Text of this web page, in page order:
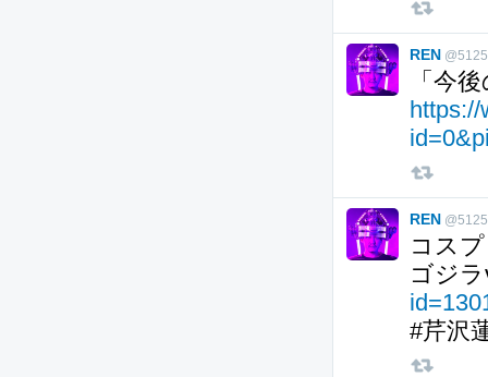
REN
「今
https://
REN
コス
ゴジ
#芹沢